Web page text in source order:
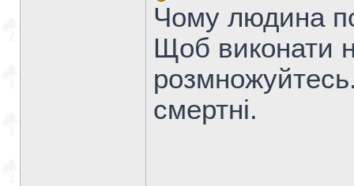
Чому людина
Щоб виконати
смертні.